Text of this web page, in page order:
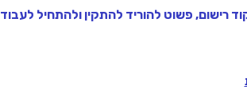
רישום, פשוט להוריד להתקין ולהתחיל לעבוד